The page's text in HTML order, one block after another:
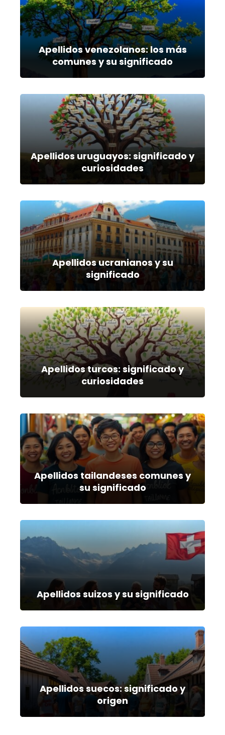
Apellidos venezolanos: los más
comunes y su significado
Apellidos uruguayos: significado y
curiosidades
Apellidos ucranianos y su
significado
Apellidos turcos: significado y
curiosidades
Apellidos tailandeses comunes y
su significado
Apellidos suizos y su significado
Apellidos suecos: significado y
origen